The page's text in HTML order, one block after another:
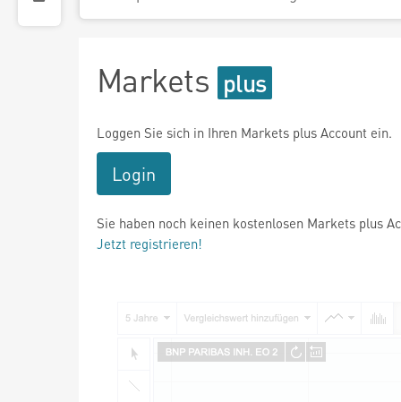
Markets
Loggen Sie sich in Ihren Markets plus Account ein.
Login
Sie haben noch keinen kostenlosen Markets plus
Jetzt registrieren!